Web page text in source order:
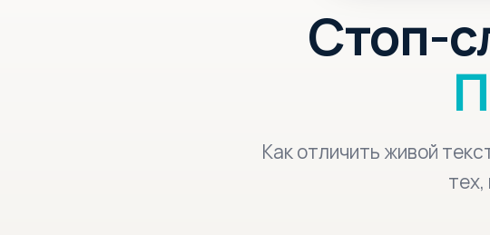
Стоп-
Как отличить живой
тех,